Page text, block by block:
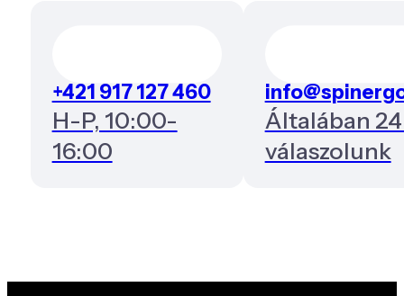
+421 917 127 460
H-P, 10:00-
16:00
Általában
válaszolunk